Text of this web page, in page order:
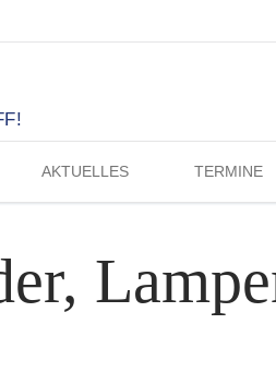
AKTUELLES TERMINE